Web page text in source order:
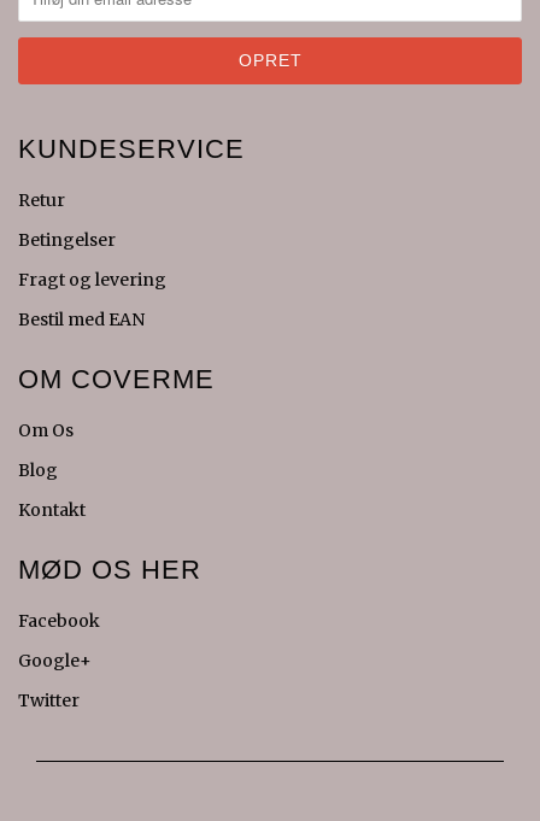
KUNDESERVICE
Retur
Betingelser
Fragt og levering
Bestil med EAN
OM COVERME
Om Os
Blog
Kontakt
MØD OS HER
Facebook
Google+
Twitter